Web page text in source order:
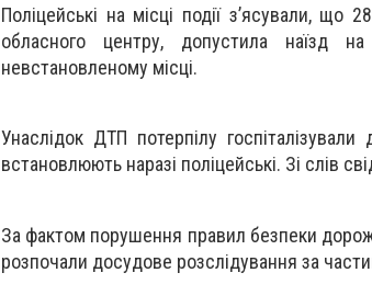
Поліцейські на місці події з’ясували, що
обласного центру, допустила наїзд
невстановленому місці.
Унаслідок ДТП потерпілу
встановлюють наразі поліцейські. Зі слів
За фактом порушення правил безпеки
розпочали досудове розслідування за